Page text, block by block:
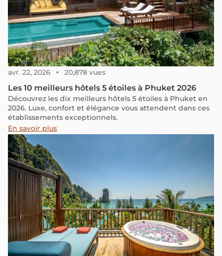
avr. 22, 2026 20,878 vues
Les 10 meilleurs hôtels 5 étoiles à Phuket 2026
Découvrez les dix meilleurs hôtels 5 étoiles à Phuket en
2026. Luxe, confort et élégance vous attendent dans ces
établissements exceptionnels.
En savoir plus